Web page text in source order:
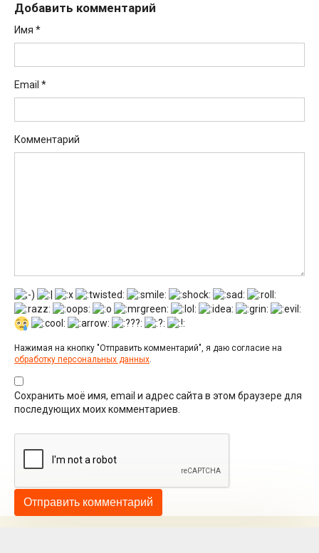
Добавить комментарий
Имя *
Email *
Комментарий
Нажимая на кнопку "Отправить комментарий", я даю согласие на
обработку персональных данных.
Сохранить моё имя, email и адрес сайта в этом браузере для
последующих моих комментариев.